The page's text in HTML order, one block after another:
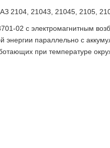
2104, 21043, 21045, 2105,
02 с электромагнитным
энергии параллельно с
при температуре